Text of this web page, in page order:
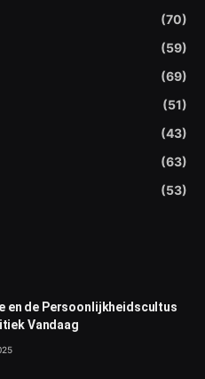
(70)
(59)
(69)
(51)
(43)
(63)
(53)
en de Persoonlijkheidscultus
Vandaag